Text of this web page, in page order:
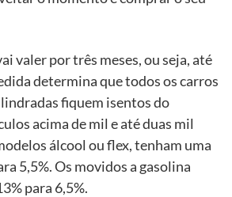
valer por três meses, ou seja, até
determina que todos os carros
fiquem isentos do
acima de mil e até duas mil
álcool ou flex, tenham uma
5,5%. Os movidos a gasolina
para 6,5%.